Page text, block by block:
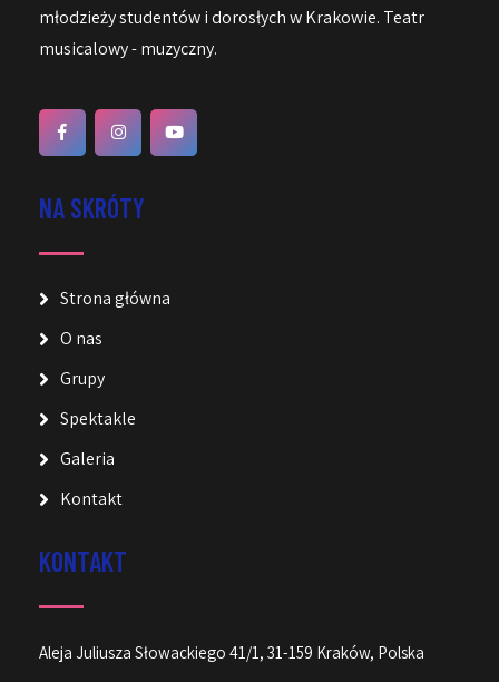
młodzieży studentów i dorosłych w Krakowie. Teatr
musicalowy - muzyczny.
NA SKRÓTY
Strona główna
O nas
Grupy
Spektakle
Galeria
Kontakt
KONTAKT
Aleja Juliusza Słowackiego 41/1, 31-159 Kraków, Polska